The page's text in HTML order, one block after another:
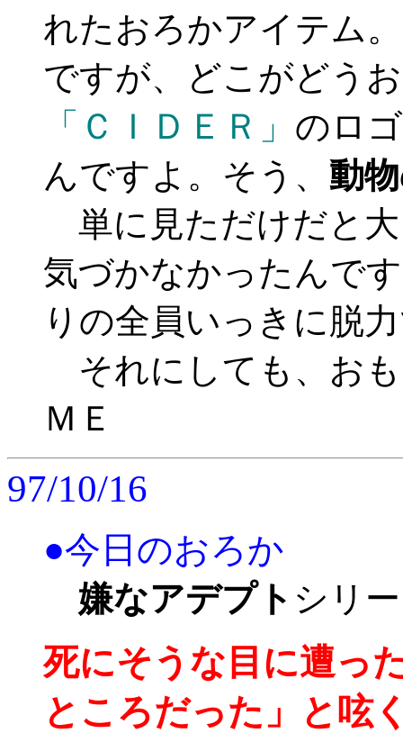
れたおろかアイテム。
ですが、どこがどう
「ＣＩＤＥＲ」 のロ
んですよ。そう、 動物
単に見ただけだと
気づかなかったんで
りの全員いっきに脱
それにしても、お
ＭＥ
97/10/16
●今日のおろか
嫌なアデプト シリ
死にそうな目に遭っ
ところだった」と呟